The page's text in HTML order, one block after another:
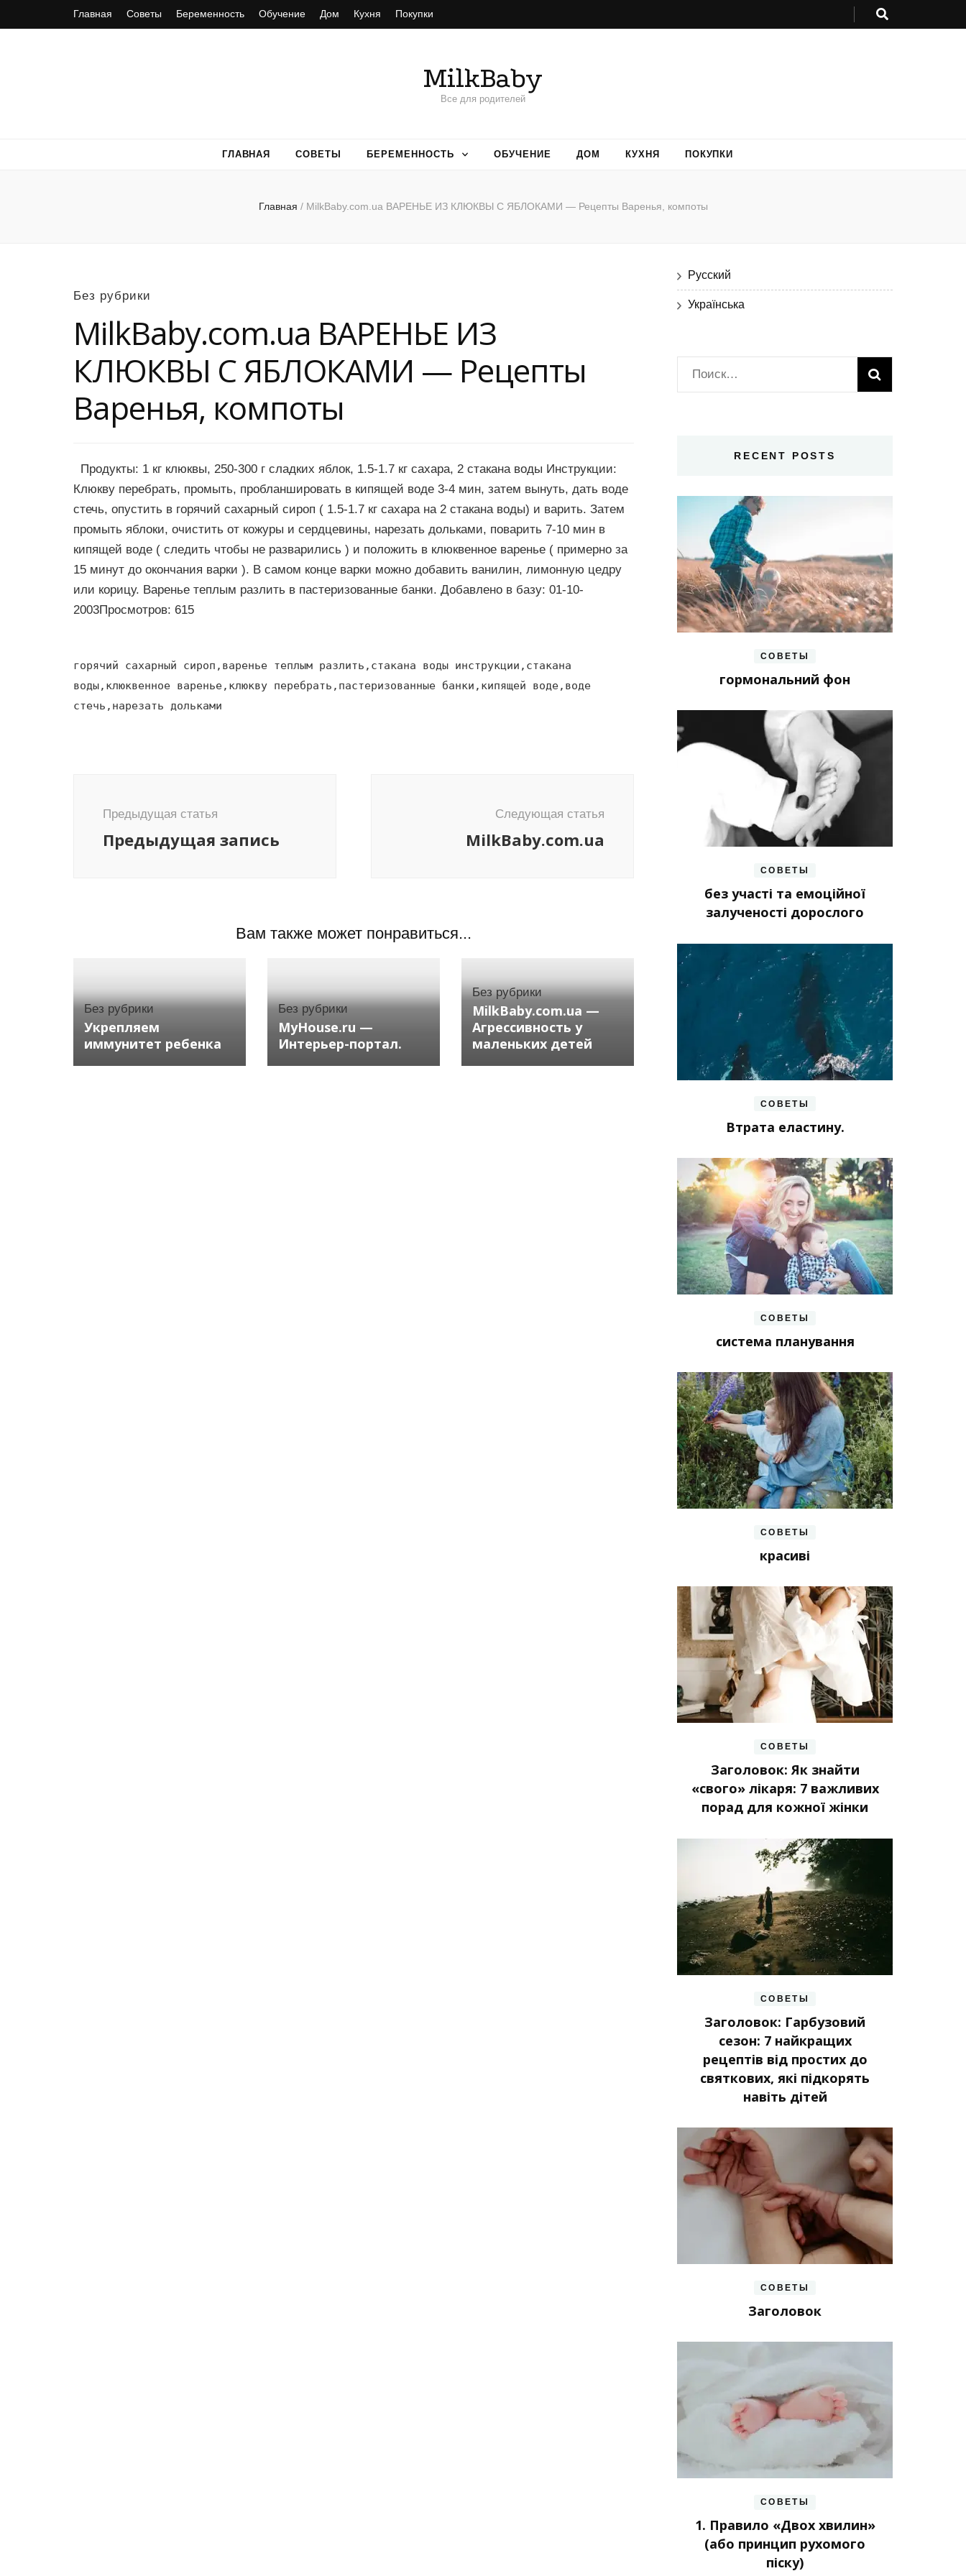
Главная Советы Беременность Обучение Дом Кухня Покупки
MilkBaby
Все для родителей
ГЛАВНАЯ СОВЕТЫ БЕРЕМЕННОСТЬ ОБУЧЕНИЕ ДОМ КУХНЯ ПОКУПКИ
Главная / MilkBaby.com.ua ВАРЕНЬЕ ИЗ КЛЮКВЫ С ЯБЛОКАМИ — Рецепты Варенья, компоты
Без рубрики
MilkBaby.com.ua ВАРЕНЬЕ ИЗ
КЛЮКВЫ С ЯБЛОКАМИ — Рецепты
Варенья, компоты
Продукты: 1 кг клюквы, 250-300 г сладких яблок, 1.5-1.7 кг сахара, 2 стакана воды Инструкции:
Клюкву перебрать, промыть, пробланшировать в кипящей воде 3-4 мин, затем вынуть, дать воде
стечь, опустить в горячий сахарный сироп ( 1.5-1.7 кг сахара на 2 стакана воды) и варить. Затем
промыть яблоки, очистить от кожуры и сердцевины, нарезать дольками, поварить 7-10 мин в
кипящей воде ( следить чтобы не разварились ) и положить в клюквенное варенье ( примерно за
15 минут до окончания варки ). В самом конце варки можно добавить ванилин, лимонную цедру
или корицу. Варенье теплым разлить в пастеризованные банки. Добавлено в базу: 01-10-
2003Просмотров: 615
горячий сахарный сироп,варенье теплым разлить,стакана воды инструкции,стакана
воды,клюквенное варенье,клюкву перебрать,пастеризованные банки,кипящей воде,воде
стечь,нарезать дольками
записям
Предыдущая статья
Предыдущая запись
Следующая статья
MilkBaby.com.ua
Вам также может понравиться...
Без рубрики
Укрепляем
иммунитет ребенка
Без рубрики
MyHouse.ru —
Интерьер-портал.
Без рубрики
MilkBaby.com.ua —
Агрессивность у
маленьких детей
Русский
Українська
Найти:
RECENT POSTS
СОВЕТЫ
гормональний фон
СОВЕТЫ
без участі та емоційної
залученості дорослого
СОВЕТЫ
Втрата еластину.
СОВЕТЫ
система планування
СОВЕТЫ
красиві
СОВЕТЫ
Заголовок: Як знайти
«свого» лікаря: 7 важливих
порад для кожної жінки
СОВЕТЫ
Заголовок: Гарбузовий
сезон: 7 найкращих
рецептів від простих до
святкових, які підкорять
навіть дітей
СОВЕТЫ
Заголовок
СОВЕТЫ
1. Правило «Двох хвилин»
(або принцип рухомого
піску)